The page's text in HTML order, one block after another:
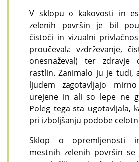
V sklopu o kakovosti in
zelenih površin je bil
čistoči in vizualni
proučevala vzdrževanje,
onesnaževal) ter zdravje
rastlin. Zanimalo ju je tudi,
ljudem zagotavljajo
urejene in ali so lepe ne
Poleg tega sta ugotavljala,
pri izboljšanju podobe
Sklop o opremljenosti
mestnih zelenih površin